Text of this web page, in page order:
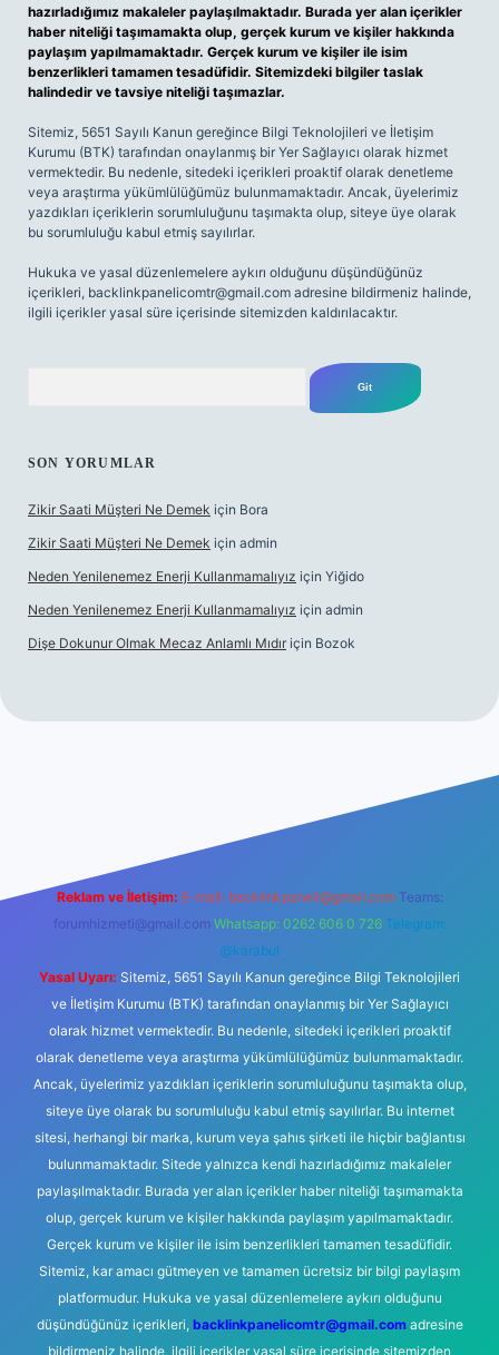
hazırladığımız makaleler paylaşılmaktadır. Burada yer alan içerikler
haber niteliği taşımamakta olup, gerçek kurum ve kişiler hakkında
paylaşım yapılmamaktadır. Gerçek kurum ve kişiler ile isim
benzerlikleri tamamen tesadüfidir. Sitemizdeki bilgiler taslak
halindedir ve tavsiye niteliği taşımazlar.
Sitemiz, 5651 Sayılı Kanun gereğince Bilgi Teknolojileri ve İletişim
Kurumu (BTK) tarafından onaylanmış bir Yer Sağlayıcı olarak hizmet
vermektedir. Bu nedenle, sitedeki içerikleri proaktif olarak denetleme
veya araştırma yükümlülüğümüz bulunmamaktadır. Ancak, üyelerimiz
yazdıkları içeriklerin sorumluluğunu taşımakta olup, siteye üye olarak
bu sorumluluğu kabul etmiş sayılırlar.
Hukuka ve yasal düzenlemelere aykırı olduğunu düşündüğünüz
içerikleri, backlinkpanelicomtr@gmail.com adresine bildirmeniz halinde,
ilgili içerikler yasal süre içerisinde sitemizden kaldırılacaktır.
SON YORUMLAR
Zikir Saati Müşteri Ne Demek için Bora
Zikir Saati Müşteri Ne Demek için admin
Neden Yenilenemez Enerji Kullanmamalıyız için Yiğido
Neden Yenilenemez Enerji Kullanmamalıyız için admin
Dişe Dokunur Olmak Mecaz Anlamlı Mıdır için Bozok
Reklam ve İletişim: E-mail: backlinkpaneli@gmail.com Teams:
forumhizmeti@gmail.com Whatsapp: 0262 606 0 726 Telegram:
@karabul
Yasal Uyarı: Sitemiz, 5651 Sayılı Kanun gereğince Bilgi Teknolojileri
ve İletişim Kurumu (BTK) tarafından onaylanmış bir Yer Sağlayıcı
olarak hizmet vermektedir. Bu nedenle, sitedeki içerikleri proaktif
olarak denetleme veya araştırma yükümlülüğümüz bulunmamaktadır.
Ancak, üyelerimiz yazdıkları içeriklerin sorumluluğunu taşımakta olup,
siteye üye olarak bu sorumluluğu kabul etmiş sayılırlar. Bu internet
sitesi, herhangi bir marka, kurum veya şahıs şirketi ile hiçbir bağlantısı
bulunmamaktadır. Sitede yalnızca kendi hazırladığımız makaleler
paylaşılmaktadır. Burada yer alan içerikler haber niteliği taşımamakta
olup, gerçek kurum ve kişiler hakkında paylaşım yapılmamaktadır.
Gerçek kurum ve kişiler ile isim benzerlikleri tamamen tesadüfidir.
Sitemiz, kar amacı gütmeyen ve tamamen ücretsiz bir bilgi paylaşım
platformudur. Hukuka ve yasal düzenlemelere aykırı olduğunu
düşündüğünüz içerikleri, backlinkpanelicomtr@gmail.comadresine
bildirmeniz halinde, ilgili içerikler yasal süre içerisinde sitemizden